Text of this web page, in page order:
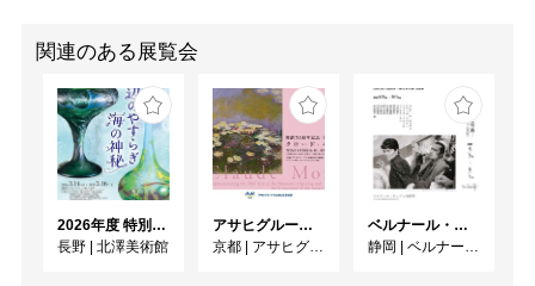
関連のある展覧会
2026年度 特別展「ガレとドーム、アール･ヌーヴォーのガラス 水辺のやすらぎ、海の神秘」
長野 | 北澤美術館
アサヒグループ大山崎山荘美術館 開館30周年記念展「没後100年 クロード・モネ」
京都 | アサヒグループ大山崎山荘美術館
ベルナール・ビュフェと写真 ーカメラがとらえたビュフェとその時代、そして21 世紀へ
静岡 | ベルナール・ビュフェ美術館